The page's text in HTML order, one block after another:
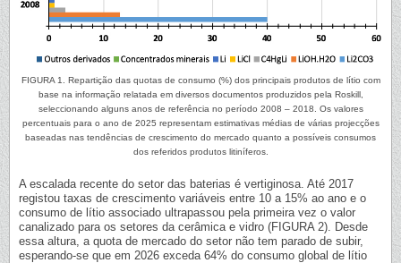
FIGURA 1. Repartição das quotas de consumo (%) dos principais produtos de lítio com
base na informação relatada em diversos documentos produzidos pela Roskill,
seleccionando alguns anos de referência no período 2008 – 2018. Os valores
percentuais para o ano de 2025 representam estimativas médias de várias projecções
baseadas nas tendências de crescimento do mercado quanto a possíveis consumos
dos referidos produtos litiníferos.
A escalada recente do setor das baterias é vertiginosa. Até 2017
registou taxas de crescimento variáveis entre 10 a 15% ao ano e o
consumo de lítio associado ultrapassou pela primeira vez o valor
canalizado para os setores da cerâmica e vidro (FIGURA 2). Desde
essa altura, a quota de mercado do setor não tem parado de subir,
esperando-se que em 2026 exceda 64% do consumo global de lítio